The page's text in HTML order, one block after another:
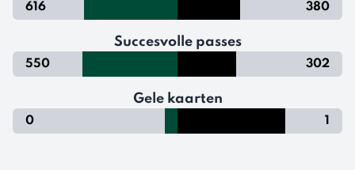
616 380
Succesvolle passes
550 302
Gele kaarten
0 1